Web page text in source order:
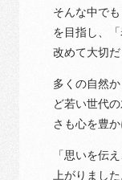
そんな中で
を目指し、
改めて大切だ
多くの自然
ど若い世代
さも心を豊
「思いを伝
上がりました